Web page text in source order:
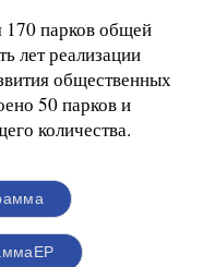
170 парков общей
лет реализации
общественных
50 парков и
количества.